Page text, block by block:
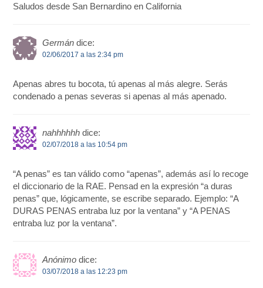
Saludos desde San Bernardino en California
Germán dice:
02/06/2017 a las 2:34 pm
Apenas abres tu bocota, tú apenas al más alegre. Serás
condenado a penas severas si apenas al más apenado.
nahhhhhh dice:
02/07/2018 a las 10:54 pm
“A penas” es tan válido como “apenas”, además así lo recoge
el diccionario de la RAE. Pensad en la expresión “a duras
penas” que, lógicamente, se escribe separado. Ejemplo: “A
DURAS PENAS entraba luz por la ventana” y “A PENAS
entraba luz por la ventana”.
Anónimo dice:
03/07/2018 a las 12:23 pm